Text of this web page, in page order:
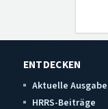
ENTDECKEN
Aktuelle Ausgabe
HRRS-Beiträge